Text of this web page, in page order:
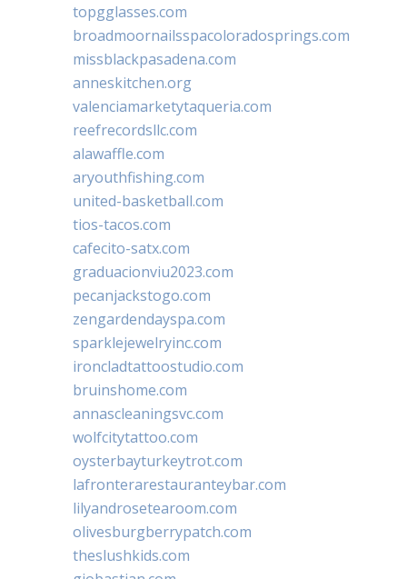
topgglasses.com
broadmoornailsspacoloradosprings.com
missblackpasadena.com
anneskitchen.org
valenciamarketytaqueria.com
reefrecordsllc.com
alawaffle.com
aryouthfishing.com
united-basketball.com
tios-tacos.com
cafecito-satx.com
graduacionviu2023.com
pecanjackstogo.com
zengardendayspa.com
sparklejewelryinc.com
ironcladtattoostudio.com
bruinshome.com
annascleaningsvc.com
wolfcitytattoo.com
oysterbayturkeytrot.com
lafronterarestauranteybar.com
lilyandrosetearoom.com
olivesburgberrypatch.com
theslushkids.com